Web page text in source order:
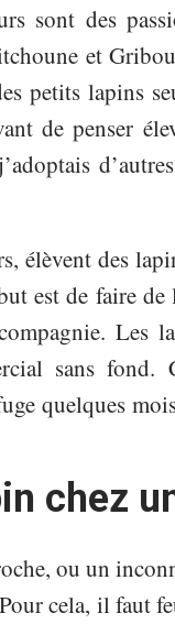
sont des
et
petits lapins
de penser
élèvent des
est de faire
Les
sans
quelques
chez
ou un
cela, il faut